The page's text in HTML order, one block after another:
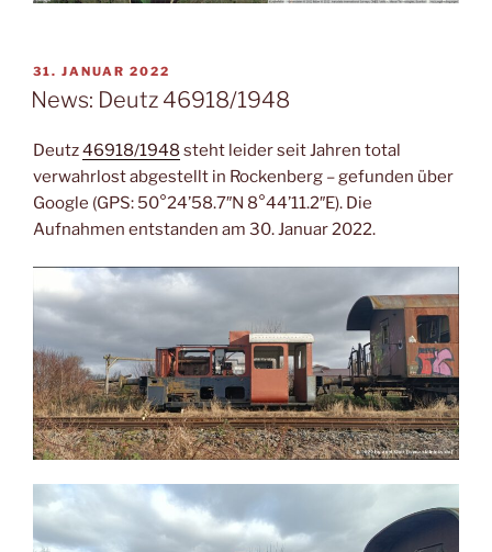
VERÖFFENTLICHT
AM
31. JANUAR 2022
News: Deutz 46918/1948
Deutz46918/1948steht leider seit Jahren total
verwahrlost abgestellt in Rockenberg – gefunden über
Google (GPS: 50°24’58.7″N 8°44’11.2″E). Die
Aufnahmen entstanden am 30. Januar 2022.